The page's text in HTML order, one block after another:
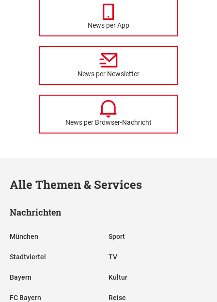
News per App
News per Newsletter
News per Browser-Nachricht
Alle Themen & Services
Nachrichten
München
Stadtviertel
Bayern
FC Bayern
Sport
TV
Kultur
Reise